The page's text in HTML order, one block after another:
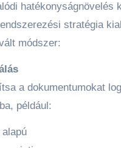
hatékonyságnövelés
stratégia
módszer:
a dokumentumokat
például: